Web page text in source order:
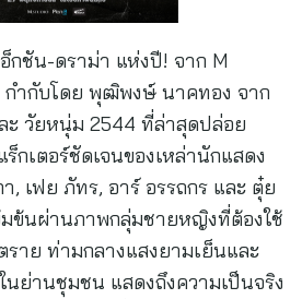
กชัน-ดราม่า แห่งปี! จาก M
กำกับโดย พุฒิพงษ์ นาคทอง จาก
ะ วัยหนุ่ม 2544 ที่ล่าสุดปล่อย
กเตอร์ชัดเจนของเหล่านักแสดง
เฟย ภัทร, อาร์ อรรถกร และ ตุ๋ย
ข้นผ่านภาพกลุ่มชายหญิงที่ต้องใช้
าย ท่ามกลางแสงยามเย็นและ
ย่านชุมชน แสดงถึงความเป็นจริง